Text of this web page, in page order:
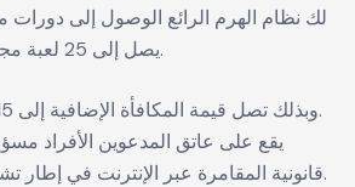
لك نظام الهرم الرائع الوصول إلى دورات
يصل إلى 25 لعبة مجانية مع أرباح مضاعفة.
وبذلك تصل قيمة المكافأة الإضافية إلى 15 جنيهًا إسترلينيًا.
يقع على عاتق المدعوين الأفراد
قانونية المقامرة عبر الإنترنت في إطار تشريعاتهم الخاصة.